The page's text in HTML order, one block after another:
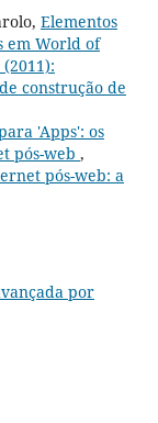
Elementos
em World of
construção de
'Apps': os
pós-web ,
pós-web: a
por